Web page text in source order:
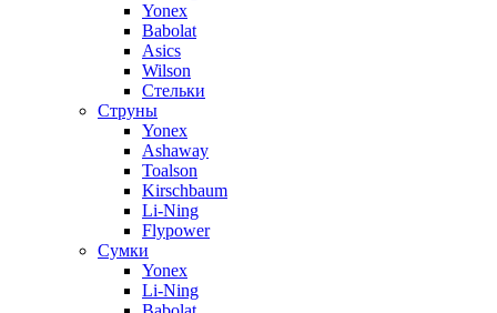
Yonex
Babolat
Asics
Wilson
Стельки
Струны
Yonex
Ashaway
Toalson
Kirschbaum
Li-Ning
Flypower
Сумки
Yonex
Li-Ning